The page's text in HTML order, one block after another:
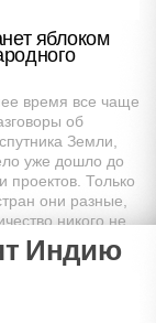
яблоком
время все чаще
об
Земли,
уже дошло до
проектов. Только
они разные,
никого не
Индию